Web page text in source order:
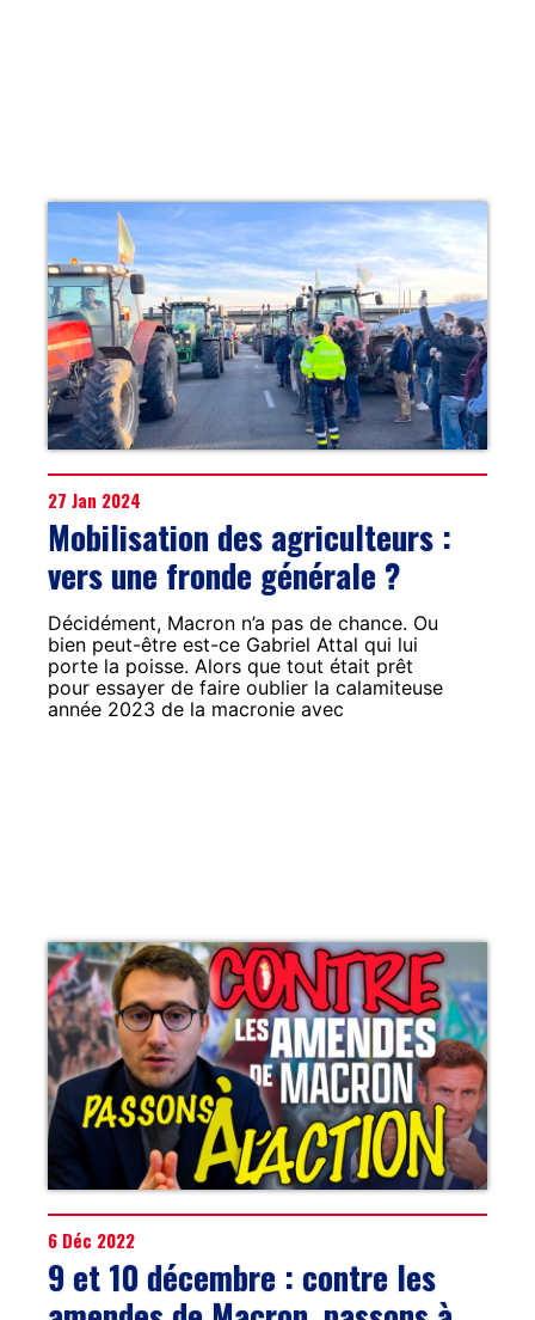
27 Jan 2024
Mobilisation des agriculteurs :
vers une fronde générale ?
Décidément, Macron n’a pas de chance. Ou
bien peut-être est-ce Gabriel Attal qui lui
porte la poisse. Alors que tout était prêt
pour essayer de faire oublier la calamiteuse
année 2023 de la macronie avec
6 Déc 2022
9 et 10 décembre : contre les